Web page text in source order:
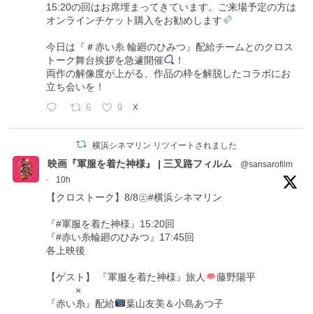
15:20の回はお席埋まってきています。ご来場予定の方は
オンラインチケット購入をお勧めします
今日は『＃赤い糸 輪廻のひみつ』配給チームとのクロス
トーク舞台挨拶を急遽開催
！
両作の解像度が上がる、作品の枠を解脱したコラボにお
立ち会いを！
6 9 X
横浜シネマリン リツイートされました
映画『軍服を着た神様』 | 三叉路フィルム
@sansarofilm
·
10h
【クロストーク】8/8㊏#横浜シネマリン
『#軍服を着た神様』15:20回
『#赤い糸輪廻のひみつ』17:45回
各上映後
【ゲスト】 『軍服を着た神様』旅人
藤野陽平
×
『赤い糸』配給
葉山友美＆小島あつ子